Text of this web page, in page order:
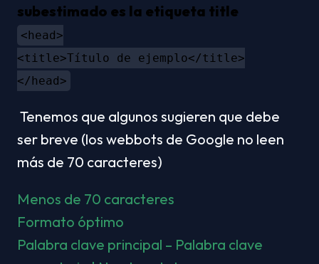
subestimado es la etiqueta title
<head>
<title>Título de ejemplo</title>
</head>
ser breve (los webbots de Google no leen
más de 70 caracteres)
Menos de 70 caracteres
Formato óptimo
Palabra clave principal – Palabra clave